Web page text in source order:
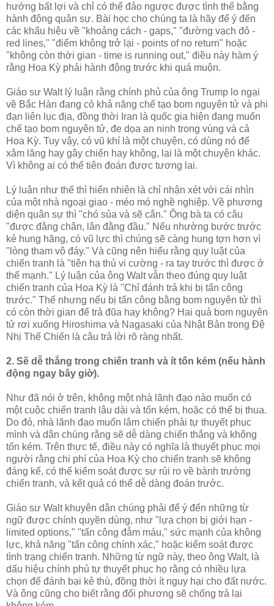
hướng bất lợi và chỉ có thể đảo ngược được tình thế bằng
hành động quân sự. Bài học cho chúng ta là hãy để ý đến
các khẩu hiệu về "khoảng cách - gaps," "đường vạch đỏ -
red lines," "điểm không trở lại - points of no return" hoặc
"không còn thời gian - time is running out," điều này hàm ý
rằng Hoa Kỳ phải hành động trước khi quá muộn.
Giáo sư Walt lý luận rằng chính phủ của ông Trump lo ngại
về Bắc Hàn đang có khả năng chế tạo bom nguyên tử và phi
đạn liên lục địa, đồng thời Iran là quốc gia hiện đang muốn
chế tạo bom nguyên tử, đe dọa an ninh trong vùng và cả
Hoa Kỳ. Tuy vậy, có vũ khí là một chuyện, có dùng nó để
xâm lăng hay gây chiến hay không, lại là một chuyện khác.
Vì không ai có thể tiên đoán được tương lai.
Lý luận như thế thì hiển nhiên là chỉ nhận xét với cái nhìn
của một nhà ngoại giao - méo mó nghề nghiệp. Về phương
diện quân sự thì "chó sủa và sẽ cắn." Ông bà ta có câu
"được đằng chân, lân đằng đầu." Nếu nhường bước trước
kẻ hung hăng, có vũ lực thì chúng sẽ càng hung tợn hơn vì
"lòng tham vô đáy." Và cũng nên hiểu rằng quy luật của
chiến tranh là "tiên hạ thủ vi cường - ra tay trước thì được ở
thế mạnh." Lý luận của ông Walt vẫn theo đúng quy luật
chiến tranh của Hoa Kỳ là "Chỉ đánh trả khi bị tấn công
trước." Thế nhưng nếu bị tấn công bằng bom nguyên tử thì
có còn thời gian để trả đũa hay không? Hai quả bom nguyên
tử rơi xuống Hiroshima và Nagasaki của Nhật Bản trong Đệ
Nhị Thế Chiến là câu trả lời rõ ràng nhất.
2. Sẽ dễ thắng trong chiến tranh và ít tốn kém (nếu hành
động ngay bây giờ).
Như đã nói ở trên, không một nhà lãnh đạo nào muốn có
một cuộc chiến tranh lâu dài và tốn kém, hoặc có thể bị thua.
Do đó, nhà lãnh đạo muốn lâm chiến phải tự thuyết phục
mình và dân chúng rằng sẽ dễ dàng chiến thắng và không
tốn kém. Trên thực tế, điều này có nghĩa là thuyết phục mọi
người rằng chi phí của Hoa Kỳ cho chiến tranh sẽ không
đáng kể, có thể kiểm soát được sự rủi ro về bành trướng
chiến tranh, và kết quả có thể dễ dàng đoán trước.
Giáo sư Walt khuyên dân chúng phải để ý đến những từ
ngữ được chính quyền dùng, như "lựa chọn bị giới hạn -
limited options," "tấn công đẫm máu," sức mạnh của không
lực, khả năng "tấn công chính xác," hoặc kiểm soát được
tình trạng chiến tranh. Những từ ngữ này, theo ông Walt, là
dấu hiệu chính phủ tự thuyết phục họ rằng có nhiều lựa
chọn để đánh bại kẻ thù, đồng thời ít nguy hại cho đất nước.
Và ông cũng cho biết rằng đối phương sẽ chống trả lại